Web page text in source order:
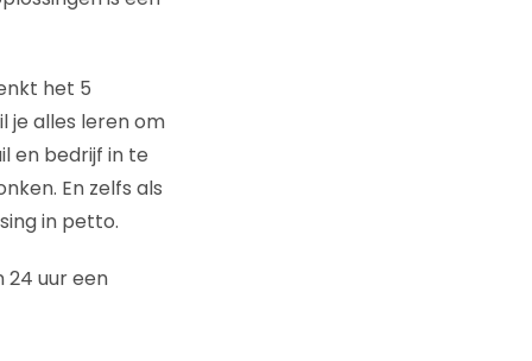
het 5
je alles leren om
en bedrijf in te
En zelfs als
in petto.
uur een